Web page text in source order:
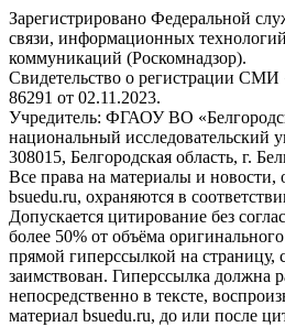
Зарегистрировано Федеральной
связи, информационных
коммуникаций (Роскомнадзор).
Свидетельство о регистрации
86291 от 02.11.2023.
Учредитель: ФГАОУ ВО
национальный исследовательский
308015, Белгородская область, г.
Все права на материалы и новости,
bsuedu.ru, охраняются в
Допускается цитирование без
более 50% от объёма
прямой гиперссылкой на страницу,
заимствован. Гиперссылка должна
непосредственно в тексте,
материал bsuedu.ru, до или после